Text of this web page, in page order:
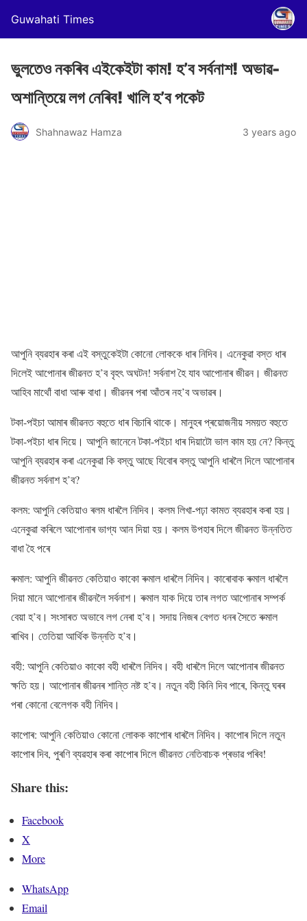
Guwahati Times
ভুলতেও নকৰিব এইকেইটা কাম! হ’ব সৰ্বনাশ! অভাৱ-
অশান্তিয়ে লগ নেৰিব! খালি হ’ব পকেট
Shahnawaz Hamza 3 years ago
আপুনি ব্যৱহাৰ কৰা এই বস্তুকেইটা কোনো লোককে ধাৰ নিদিব। এনেকুৱা বস্ত ধাৰ
দিলেই আপোনাৰ জীৱনত হ’ব বৃহৎ অঘটন! সৰ্বনাশ হৈ যাব আপোনাৰ জীৱন। জীৱনত
আহিব মাথোঁ বাধা আৰু বাধা। জীৱনৰ পৰা আঁতৰ নহ’ব অভাৱৰ।
টকা-পইচা আমাৰ জীৱনত বহুতে ধাৰ বিচাৰি থাকে। মানুহৰ প্ৰয়োজনীয় সময়ত বহুতে
টকা-পইচা ধাৰ দিয়ে। আপুনি জানেনে টকা-পইচা ধাৰ দিয়াটো ভাল কাম হয় নে? কিন্তু
আপুনি ব্যৱহাৰ কৰা এনেকুৱা কি বস্তু আছে যিবোৰ বস্তু আপুনি ধাৰলৈ দিলে আপোনাৰ
জীৱনত সৰ্বনাশ হ’ব?
কলম: আপুনি কেতিয়াও ৰলম ধাৰলৈ নিদিব। কলম লিখা-পঢ়া কামত ব্যৱহাৰ কৰা হয়।
এনেকুৱা কৰিলে আপোনাৰ ভাগ্য আন দিয়া হয়। কলম উপহাৰ দিলে জীৱনত উন্নতিত
বাধা হৈ পৰে
ৰুমাল: আপুনি জীৱনত কেতিয়াও কাকো ৰুমাল ধাৰলৈ নিদিব। কাৰোবাক ৰুমাল ধাৰলৈ
দিয়া মানে আপোনাৰ জীৱনলৈ সৰ্বনাশ। ৰুমাল যাক দিয়ে তাৰ লগত আপোনাৰ সম্পৰ্ক
বেয়া হ’ব। সংসাৰত অভাবে লগ নেৰা হ’ব। সদায় নিজৰ বেগত ধনৰ সৈতে ৰুমাল
ৰাখিব। তেতিয়া আৰ্থিক উন্নতি হ’ব।
বহী: আপুনি কেতিয়াও কাকো বহী ধাৰলৈ নিদিব। বহী ধাৰলৈ দিলে আপোনাৰ জীৱনত
ক্ষতি হয়। আপোনাৰ জীৱনৰ শান্তি নষ্ট হ’ব। নতুন বহী কিনি দিব পাৰে, কিন্তু ঘৰৰ
পৰা কোনো বেলেগক বহী নিদিব।
কাপোৰ: আপুনি কেতিয়াও কোনো লোকক কাপোৰ ধাৰলৈ নিদিব। কাপোৰ দিলে নতুন
কাপোৰ দিব, পুৰণি ব্যৱহাৰ কৰা কাপোৰ দিলে জীৱনত নেতিবাচক প্ৰভাৱ পৰিব!
Share this:
Facebook
X
More
WhatsApp
Email